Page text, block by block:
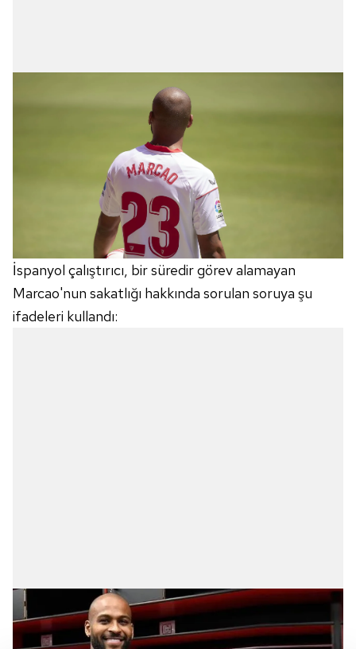
İspanyol çalıştırıcı, bir süredir görev alamayan
Marcao'nun sakatlığı hakkında sorulan soruya şu
ifadeleri kullandı: